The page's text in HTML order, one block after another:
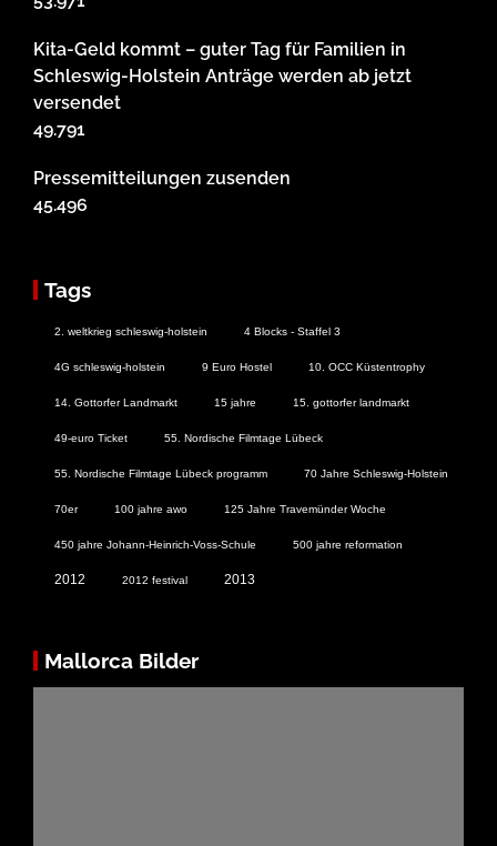
Kita-Geld kommt – guter Tag für Familien in
Schleswig-Holstein Anträge werden ab jetzt
versendet
49.791
Pressemitteilungen zusenden
45.496
Tags
2. weltkrieg schleswig-holstein 4 Blocks - Staffel 3
4G schleswig-holstein 9 Euro Hostel 10. OCC Küstentrophy
14. Gottorfer Landmarkt 15 jahre 15. gottorfer landmarkt
49-euro Ticket 55. Nordische Filmtage Lübeck
55. Nordische Filmtage Lübeck programm 70 Jahre Schleswig-Holstein
70er 100 jahre awo 125 Jahre Travemünder Woche
450 jahre Johann-Heinrich-Voss-Schule 500 jahre reformation
2012 2012 festival 2013
Mallorca Bilder